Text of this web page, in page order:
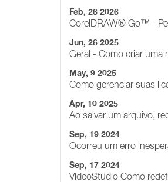
Feb, 26 2026
CorelDRAW® Go™ -
Jun, 26 2025
Geral - Como criar uma
May, 9 2025
Como gerenciar suas
Apr, 10 2025
Ao salvar um arquivo,
Sep, 19 2024
Ocorreu um erro
Sep, 17 2024
VideoStudio Como